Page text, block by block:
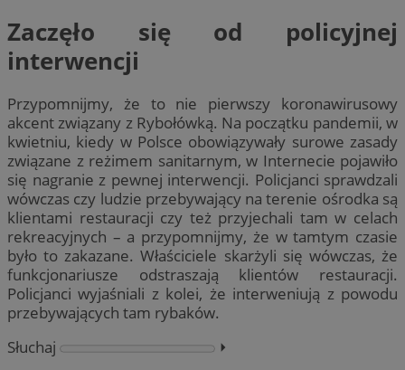
Zaczęło się od policyjnej
interwencji
Przypomnijmy, że to nie pierwszy koronawirusowy
akcent związany z Rybołówką. Na początku pandemii, w
kwietniu, kiedy w Polsce obowiązywały surowe zasady
związane z reżimem sanitarnym, w Internecie pojawiło
się nagranie z pewnej interwencji. Policjanci sprawdzali
wówczas czy ludzie przebywający na terenie ośrodka są
klientami restauracji czy też przyjechali tam w celach
rekreacyjnych – a przypomnijmy, że w tamtym czasie
było to zakazane. Właściciele skarżyli się wówczas, że
funkcjonariusze odstraszają klientów restauracji.
Policjanci wyjaśniali z kolei, że interweniują z powodu
przebywających tam rybaków.
Słuchaj
⏵︎